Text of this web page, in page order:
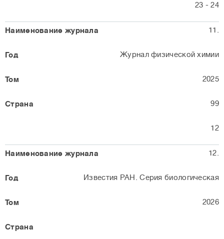
23 - 24
11.
Журнал физической химии
2025
99
12
12.
Известия РАН. Серия биологическая
2026